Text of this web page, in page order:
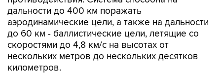
дальности до 400 км поражать
аэродинамические цели, а также на дальности
до 60 км - баллистические цели, летящие со
скоростями до 4,8 км/с на высотах от
нескольких метров до нескольких десятков
километров.